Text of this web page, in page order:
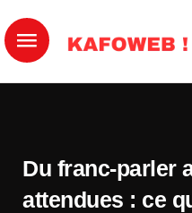
Du franc-parler
attendues : ce